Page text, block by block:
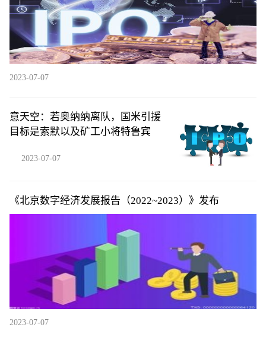
2023-07-07
意天空：若奥纳纳离队，国米引援
目标是索默以及矿工小将特鲁宾
2023-07-07
《北京数字经济发展报告（2022~2023）》发布
2023-07-07